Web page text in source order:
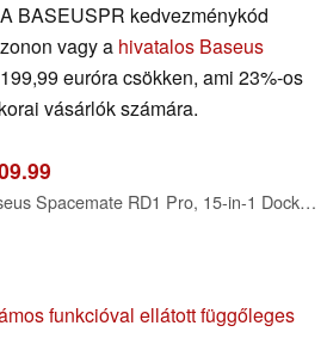
BASEUSPR kedvezménykód
vagy a hivatalos Baseus
euróra csökken, ami 23%-os
vásárlók számára.
Baseus Spacemate RD1 Pro, 15-in-1 Docking Station with Dual Monitor
funkcióval ellátott függőleges